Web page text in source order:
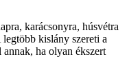
karácsonyra, húsvétra
legtöbb kislány szereti a
ha olyan ékszert